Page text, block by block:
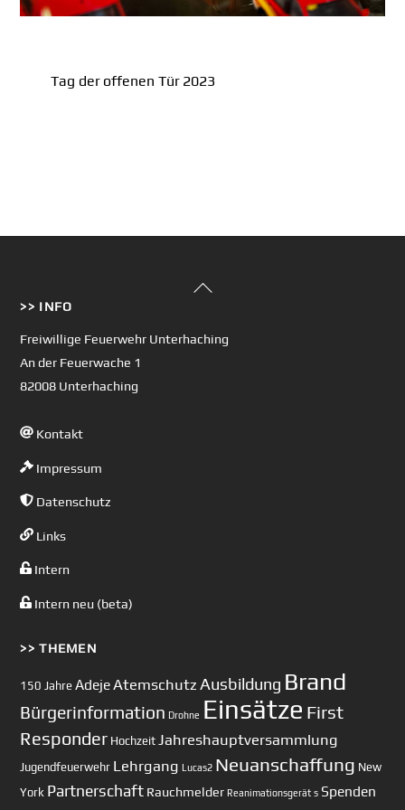
Tag der offenen Tür 2023
Back
>> INFO
Freiwillige Feuerwehr Unterhaching
An der Feuerwache 1
82008 Unterhaching
Kontakt
Impressum
Datenschutz
Links
Intern
Intern neu (beta)
>> THEMEN
150 Jahre AdejeAtemschutz Ausbildung Brand
Bürgerinformation Drohne Einsätze First
Responder Hochzeit Jahreshauptversammlung
Jugendfeuerwehr Lehrgang Lucas2 Neuanschaffung New
York Partnerschaft Rauchmelder Reanimationsgerät s Spenden